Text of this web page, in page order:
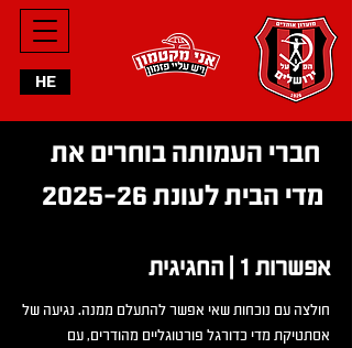
HE
חברי העמותה בוחרים את
אפשרות 1 | החגיגית
חולצה עם נוכחות שאי אפשר להתעלם ממנה. נגיעה של
אסתטיקת מדי כדורגל פורטוגליים מהודרים, עם